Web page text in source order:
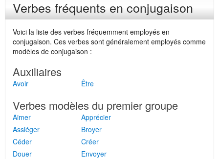
Verbes fréquents en conjugaison
Voici la liste des verbes fréquemment employés en
conjugaison. Ces verbes sont généralement employés comme
modèles de conjugaison :
Auxiliaires
Avoir Être
Verbes modèles du premier groupe
Aimer
Apprécier
Assiéger
Broyer
Céder
Créer
Douer
Envoyer